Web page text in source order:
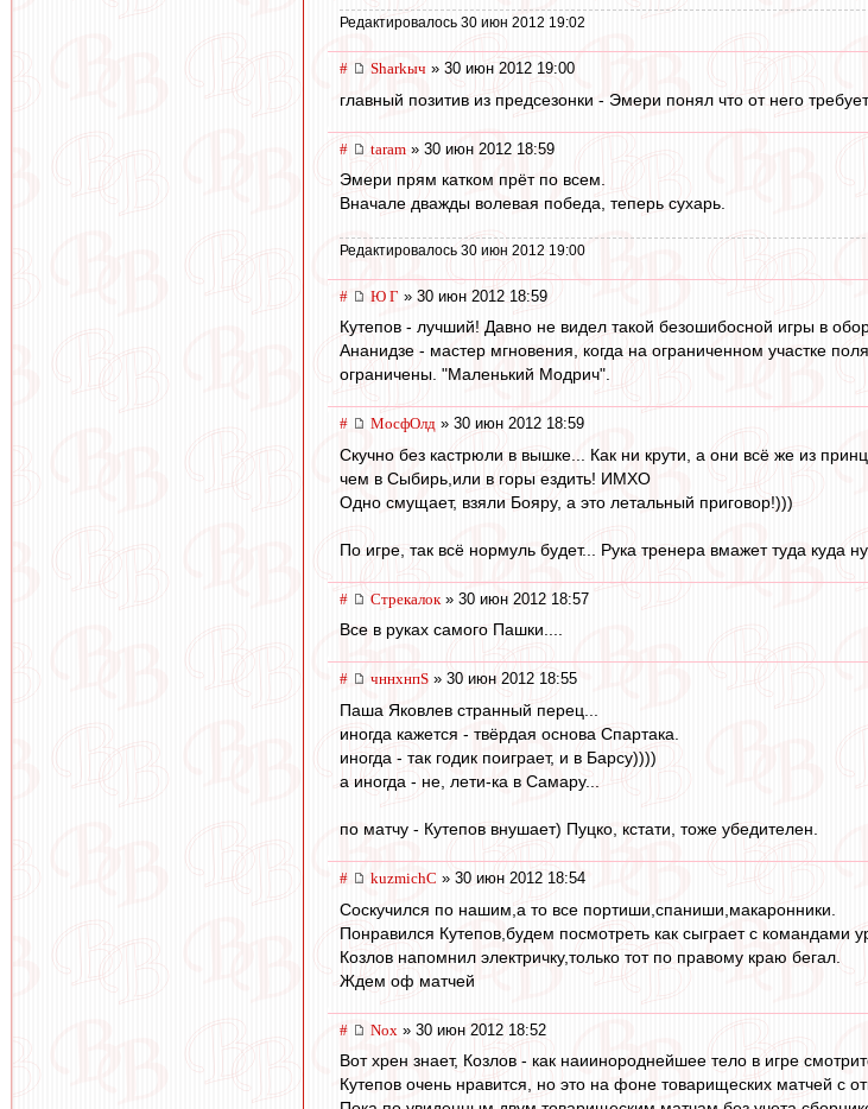
Редактировалось 30 июн 2012 19:02
# Sharkыч » 30 июн 2012 19:00
главный позитив из предсезонки - Эмери понял что от него
# taram » 30 июн 2012 18:59
Эмери прям катком прёт по всем.
Вначале дважды волевая победа, теперь сухарь.
Редактировалось 30 июн 2012 19:00
# Ю Г » 30 июн 2012 18:59
Кутепов - лучший! Давно не видел такой безошибосной игры в
Ананидзе - мастер мгновения, когда на ограниченном участке
ограничены. "Маленький Модрич".
# МосфОлд » 30 июн 2012 18:59
Скучно без кастрюли в вышке... Как ни крути, а они всё же из
чем в Сыбирь,или в горы ездить! ИМХО
Одно смущает, взяли Бояру, а это летальный приговор!)))
По игре, так всё нормуль будет... Рука тренера вмажет туда куда
# Стрекалок » 30 июн 2012 18:57
Все в руках самого Пашки....
# чннхнпS » 30 июн 2012 18:55
Паша Яковлев странный перец...
иногда кажется - твёрдая основа Спартака.
иногда - так годик поиграет, и в Барсу))))
а иногда - не, лети-ка в Самару...
по матчу - Кутепов внушает) Пуцко, кстати, тоже убедителен.
# kuzmichC » 30 июн 2012 18:54
Соскучился по нашим,а то все портиши,спаниши,макаронники.
Понравился Кутепов,будем посмотреть как сыграет с командами
Козлов напомнил электричку,только тот по правому краю бегал.
Ждем оф матчей
# Nox » 30 июн 2012 18:52
Вот хрен знает, Козлов - как наиинороднейшее тело в игре
Кутепов очень нравится, но это на фоне товарищеских матчей с